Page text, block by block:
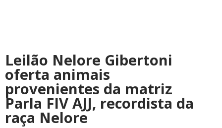
Leilão Nelore Gibertoni
oferta animais
provenientes da matriz
Parla FIV AJJ, recordista da
raça Nelore